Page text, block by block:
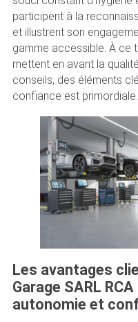
participent à la
et illustrent son
gamme accessible. À ce
mettent en avant la
conseils, des éléments
confiance est primordiale.
Les avantages
Garage SARL
autonomie et